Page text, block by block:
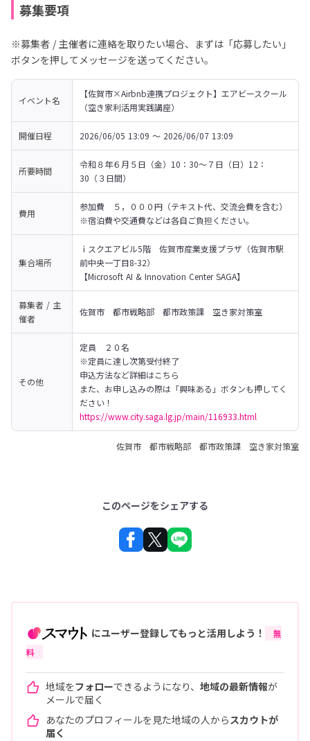
募集要項
※募集者 / 主催者に連絡を取りたい場合、まずは「応募したい」
ボタンを押してメッセージを送ってください。
イベント名
【佐賀市×Airbnb連携プロジェクト】エアビースクール
（空き家利活用実践講座）
開催日程 2026/06/05 13:09 〜 2026/06/07 13:09
所要時間
令和８年６月５日（金）10：30～７日（日）12：
30（３日間）
費用
参加費　５，０００円（テキスト代、交流会費を含む）
※宿泊費や交通費などは各自ご負担ください。
集合場所
ｉスクエアビル5階　佐賀市産業支援プラザ（佐賀市駅
前中央一丁目8-32）
【Microsoft AI & Innovation Center SAGA】
募集者 / 主
催者
佐賀市　都市戦略部　都市政策課　空き家対策室
その他
定員　２０名
※定員に達し次第受付終了
申込方法など詳細はこちら
また、お申し込みの際は「興味ある」ボタンも押してく
https://www.city.saga.lg.jp/main/116933.html
佐賀市 都市戦略部 都市政策課 空き家対策室
このページをシェアする
にユーザー登録してもっと活用しよう！
無
料
地域をフォローできるようになり、 地域の最新情報が
メールで届く
あなたのプロフィールを見た地域の人から スカウトが
届く